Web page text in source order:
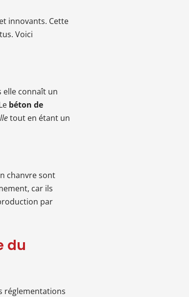
innovants. Cette
Voici
elle connaît un
béton de
tout en étant un
chanvre sont
car ils
par
du
réglementations